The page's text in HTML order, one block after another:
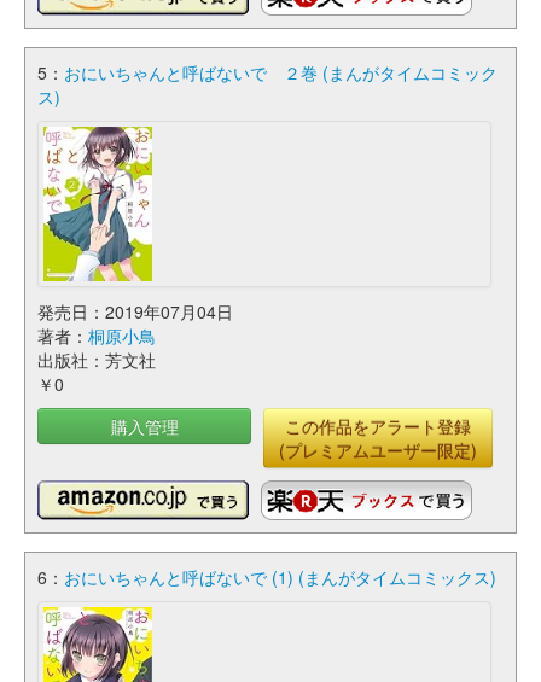
5： おにいちゃんと呼ばないで ２巻 (まんがタイムコミック
ス)
発売日：2019年07月04日
著者： 桐原小鳥
出版社：芳文社
￥0
購入管理
この作品をアラート登録
(プレミアムユーザー限定)
6： おにいちゃんと呼ばないで (1) (まんがタイムコミックス)